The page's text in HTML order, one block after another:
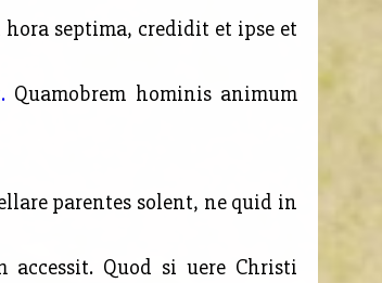
septima, credidit et ipse et
Quamobrem hominis animum
parentes solent, ne quid in
Quod si uere Christi